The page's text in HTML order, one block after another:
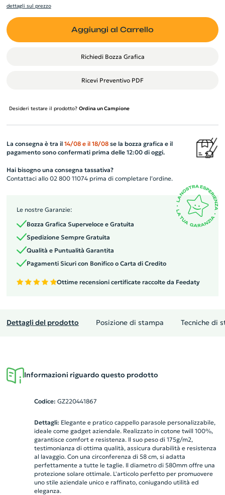
dettagli sul prezzo
Aggiungi al Carrello
Richiedi Bozza Grafica
Ricevi Preventivo PDF
Desideri testare il prodotto? Ordina un Campione
La consegna è tra il 14/08 e il 18/08se la bozza grafica e il
pagamento sono confermati prima delle 12:00 di oggi.
Hai bisogno una consegna tassativa?
Contattaci allo 02 800 11074 prima di completare l’ordine.
Le nostre Garanzie:
Bozza Grafica Superveloce e Gratuita
Spedizione Sempre Gratuita
Qualità e Puntualità Garantita
Pagamenti Sicuri con Bonifico o Carta di Credito
Ottime recensioni certificate raccolte da Feedaty
Dettagli del prodotto Posizione di stampa Tecniche di
Informazioni riguardo questo prodotto
Codice: GZ220441867
Dettagli: Elegante e pratico cappello parasole personalizzabile,
ideale come gadget aziendale. Realizzato in cotone twill 100%,
garantisce comfort e resistenza. Il suo peso di 175g/m2,
testimonianza di ottima qualità, assicura durabilità e resistenza
al lavaggio. Con una circonferenza di 58 cm, si adatta
perfettamente a tutte le taglie. Il diametro di 580mm offre una
protezione solare ottimale. L'articolo perfetto per promuovere
uno stile aziendale unico e raffinato, coniugando utilità ed
eleganza.